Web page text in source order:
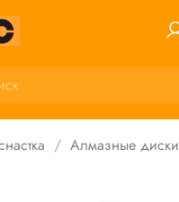
Алмазные диски